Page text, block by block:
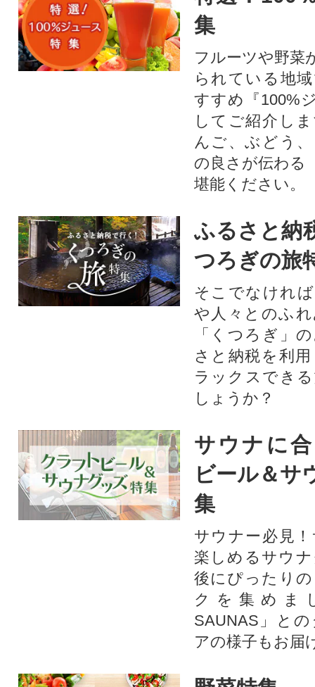
集
フルーツや野菜
られている地
すすめ『100%
してご紹介し
んご、ぶどう
の良さが伝わる
堪能ください。
ふるさと納
つろぎの旅
そこでなけれ
や人々とのふ
「くつろぎ」
さと納税を利
ラックスでき
しょうか？
サウナに
ビール＆サ
集
サウナー必見
楽しめるサウ
後にぴったり
クを集めま
SAUNAS」と
アの様子もお届